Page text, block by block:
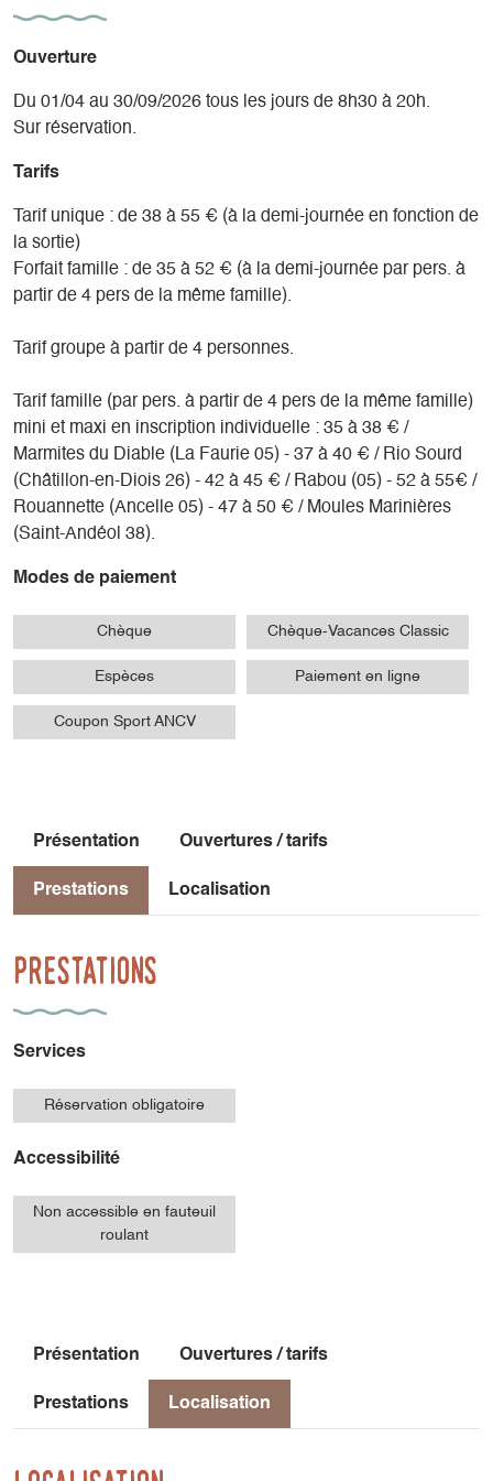
Ouverture
Du 01/04 au 30/09/2026 tous les jours de 8h30 à 20h.
Sur réservation.
Tarifs
Tarif unique : de 38 à 55 € (à la demi-journée en fonction de
la sortie)
Forfait famille : de 35 à 52 € (à la demi-journée par pers. à
partir de 4 pers de la même famille).
Tarif groupe à partir de 4 personnes.
Tarif famille (par pers. à partir de 4 pers de la même famille)
mini et maxi en inscription individuelle : 35 à 38 € /
Marmites du Diable (La Faurie 05) - 37 à 40 € / Rio Sourd
(Châtillon-en-Diois 26) - 42 à 45 € / Rabou (05) - 52 à 55€ /
Rouannette (Ancelle 05) - 47 à 50 € / Moules Marinières
(Saint-Andéol 38).
Modes de paiement
Chèque Chèque-Vacances Classic
Espèces Paiement en ligne
Coupon Sport ANCV
Présentation Ouvertures / tarifs
Prestations Localisation
Prestations
Services
Réservation obligatoire
Accessibilité
Non accessible en fauteuil
roulant
Présentation Ouvertures / tarifs
Prestations Localisation